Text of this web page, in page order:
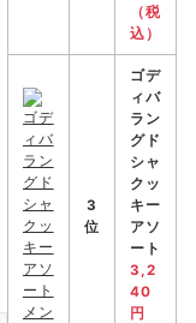
（税
込）
3
位
ゴデ
ィバ
ラン
グド
シャ
クッ
キー
アソ
ート
3,2
40
円